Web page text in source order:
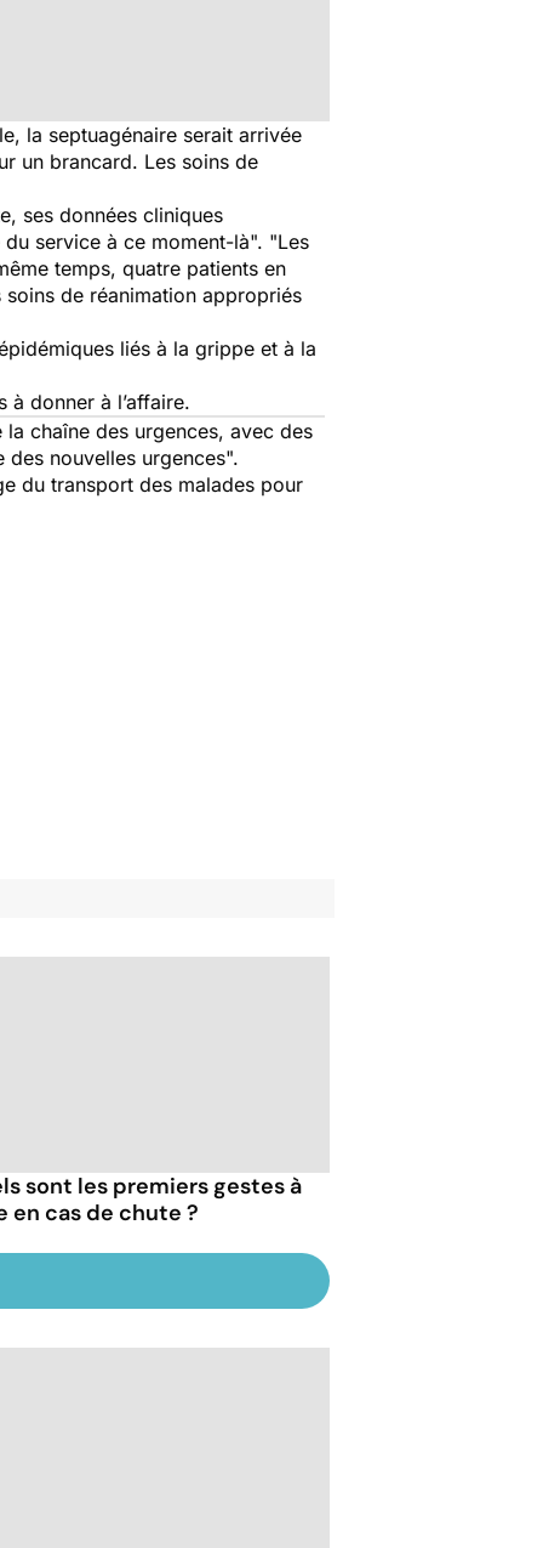
la septuagénaire serait arrivée
un brancard. Les soins de
ses données cliniques
service à ce moment-là". "Les
temps, quatre patients en
de réanimation appropriés
liés à la grippe et à la
à donner à l’affaire.
chaîne des urgences, avec des
des nouvelles urgences".
du transport des malades pour
sont les premiers gestes à
en cas de chute ?